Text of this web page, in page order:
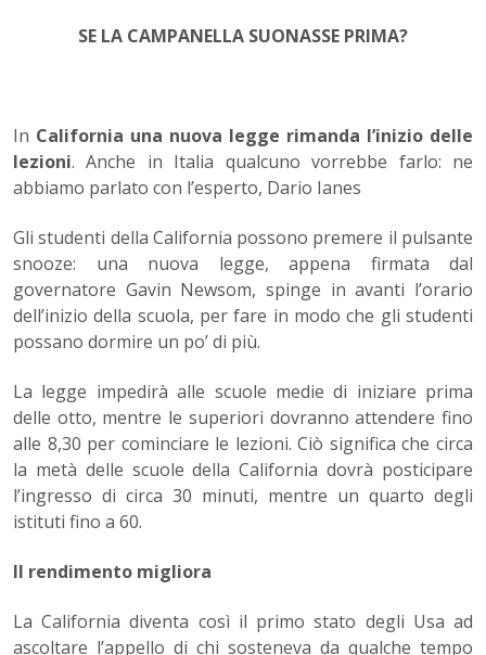
SE LA CAMPANELLA SUONASSE PRIMA?
In California una nuova legge rimanda l’inizio delle
lezioni. Anche in Italia qualcuno vorrebbe farlo: ne
abbiamo parlato con l’esperto, Dario Ianes
Gli studenti della California possono premere il pulsante
snooze: una nuova legge, appena firmata dal
governatore Gavin Newsom, spinge in avanti l’orario
dell’inizio della scuola, per fare in modo che gli studenti
possano dormire un po’ di più.
La legge impedirà alle scuole medie di iniziare prima
delle otto, mentre le superiori dovranno attendere fino
alle 8,30 per cominciare le lezioni. Ciò significa che circa
la metà delle scuole della California dovrà posticipare
l’ingresso di circa 30 minuti, mentre un quarto degli
istituti fino a 60.
Il rendimento migliora
La California diventa così il primo stato degli Usa ad
ascoltare l’appello di chi sosteneva da qualche tempo